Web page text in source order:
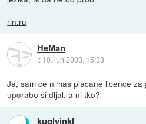
rin.ru
HeMan
:: 10. jun 2003, 15:33
Ja, sam ce nimas placane licence
uporabo si dljal, a ni tko?
kuglvinkl